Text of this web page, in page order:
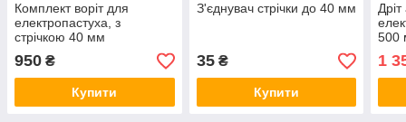
Комплект воріт для
електропастуха, з
стрічкою 40 мм
950 ₴
Купити
З'єднувач стрічки до 40 мм
35₴
Купити
500
1